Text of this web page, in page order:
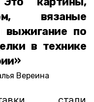
вязаные
выжигание по
в технике
Вереина